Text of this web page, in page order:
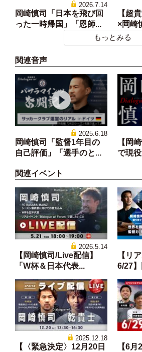
2026.7.14
岡崎慎司「日本を飛び回
った一時帰国」「恩師...
【超
×岡崎
もっとみる
関連音声
2025.6.18
岡崎慎司「監督1年目の
自己評価」「選手のと...
【岡
で現
関連イベント
2026.5.14
【岡崎慎司/Live配信】
「W杯＆日本代表...
【リ
6/27
2025.12.18
【〈緊急決定〉12月20日
【6月